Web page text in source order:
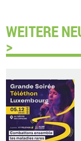
WEITERE
>